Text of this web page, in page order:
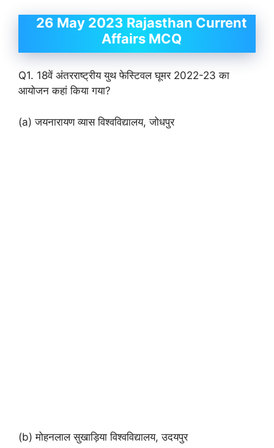
26 May 2023 Rajasthan Current
Affairs MCQ
Q1. 18वें अंतरराष्ट्रीय युथ फेस्टिवल घूमर 2022-23 का
आयोजन कहां किया गया?
(a) जयनारायण व्यास विश्वविद्यालय, जोधपुर
(b) मोहनलाल सुखाड़िया विश्वविद्यालय, उदयपुर